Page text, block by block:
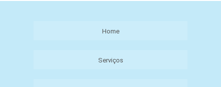
Home
Serviços